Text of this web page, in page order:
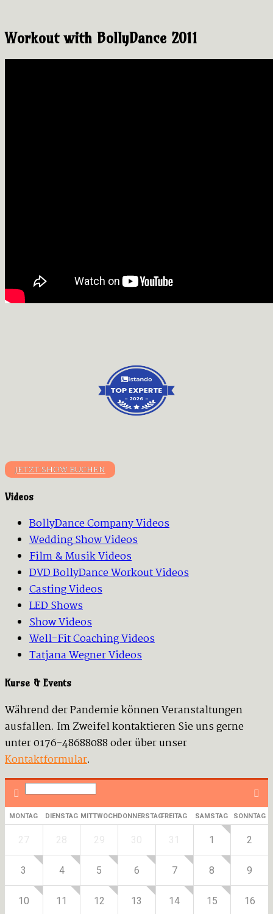
Workout with BollyDance 2011
JETZT SHOW BUCHEN
Videos
BollyDance Company Videos
Wedding Show Videos
Film & Musik Videos
DVD BollyDance Workout Videos
Casting Videos
LED Shows
Show Videos
Well-Fit Coaching Videos
Tatjana Wegner Videos
Kurse & Events
Während der Pandemie können Veranstaltungen
ausfallen. Im Zweifel kontaktieren Sie uns gerne
unter 0176-48688088 oder über unser
Kontaktformular.
MONTAG DIENSTAG MITTWOCHDONNERSTAGFREITAG SAMSTAG SONNTAG
1 2
3 4 5 6 7 8 9
10 11 12 13 14 15 16